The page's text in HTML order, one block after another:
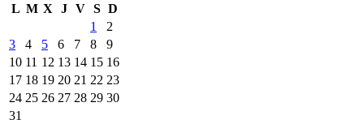
L M X J V S D
1
2
3
4 5 6 7 8
9
10 11 12 13 14 15 16
17 18 19 20 21 22 23
24 25 26 27 28 29 30
31